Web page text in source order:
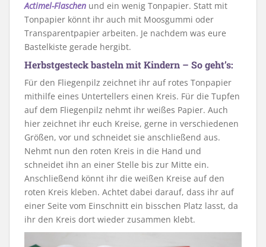
Actimel-Flaschen und ein wenig Tonpapier. Statt mit
Tonpapier könnt ihr auch mit Moosgummi oder
Transparentpapier arbeiten. Je nachdem was eure
Bastelkiste gerade hergibt.
Herbstgesteck basteln mit Kindern – So geht’s:
Für den Fliegenpilz zeichnet ihr auf rotes Tonpapier
mithilfe eines Untertellers einen Kreis. Für die Tupfen
auf dem Fliegenpilz nehmt ihr weißes Papier. Auch
hier zeichnet ihr euch Kreise, gerne in verschiedenen
Größen, vor und schneidet sie anschließend aus.
Nehmt nun den roten Kreis in die Hand und
schneidet ihn an einer Stelle bis zur Mitte ein.
Anschließend könnt ihr die weißen Kreise auf den
roten Kreis kleben. Achtet dabei darauf, dass ihr auf
einer Seite vom Einschnitt ein bisschen Platz lasst, da
ihr den Kreis dort wieder zusammen klebt.